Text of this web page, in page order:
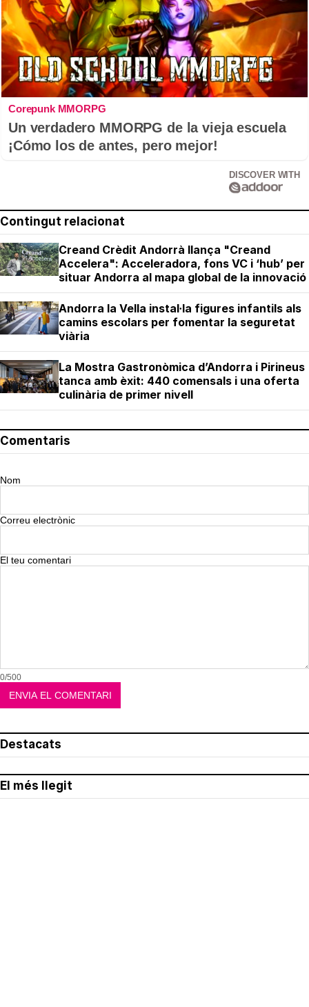
Corepunk MMORPG
Un verdadero MMORPG de la vieja escuela
¡Cómo los de antes, pero mejor!
DISCOVER WITH
Contingut relacionat
Creand Crèdit Andorrà llança "Creand
Accelera": Acceleradora, fons VC i ‘hub’ per
situar Andorra al mapa global de la innovació
Andorra la Vella instal·la figures infantils als
camins escolars per fomentar la seguretat
viària
La Mostra Gastronòmica d’Andorra i Pirineus
tanca amb èxit: 440 comensals i una oferta
culinària de primer nivell
Comentaris
Nom
Correu electrònic
El teu comentari
0/500
Destacats
El més llegit